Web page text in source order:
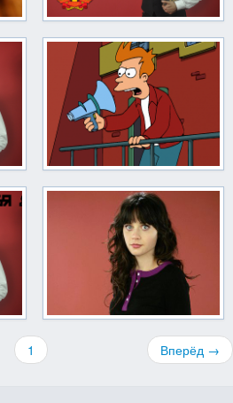
1 Вперёд →